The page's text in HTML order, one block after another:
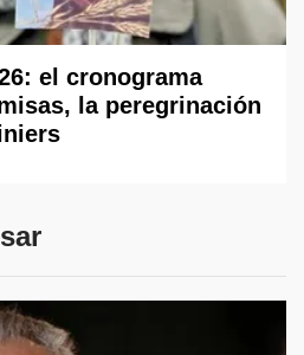
el cronograma
la peregrinación